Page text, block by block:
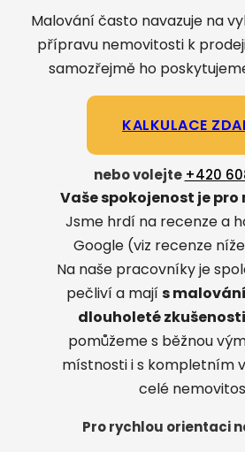
Malování často navazuje na
přípravu nemovitosti k
samozřejmě ho
KALKULACE
nebo volejte +420
Vaše spokojenost je
Jsme hrdí na recenze a
Google (viz recenze
Na naše pracovníky je
pečliví a majís
dlouholeté
pomůžeme s běžnou
místnosti i s kompletním
celé
Pro rychlou orientaci